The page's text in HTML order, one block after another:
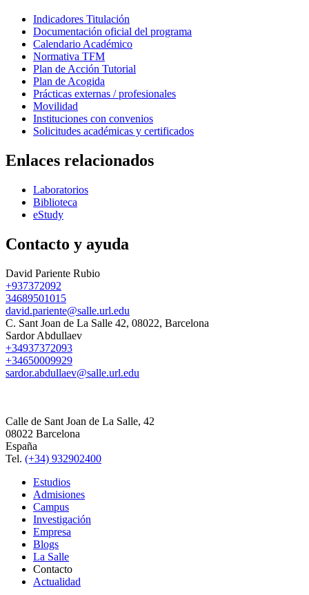
Indicadores Titulación
Documentación oficial del programa
Calendario Académico
Normativa TFM
Plan de Acción Tutorial
Plan de Acogida
Prácticas externas / profesionales
Movilidad
Instituciones con convenios
Solicitudes académicas y certificados
Enlaces relacionados
Laboratorios
Biblioteca
eStudy
Contacto y ayuda
David Pariente Rubio
+937372092
34689501015
david.pariente@salle.url.edu
C. Sant Joan de La Salle 42, 08022, Barcelona
Sardor Abdullaev
+34937372093
+34650009929
sardor.abdullaev@salle.url.edu
Calle de Sant Joan de La Salle, 42
08022 Barcelona
España
Tel. (+34) 932902400
Estudios
Admisiones
Campus
Investigación
Empresa
Blogs
La Salle
Contacto
Actualidad